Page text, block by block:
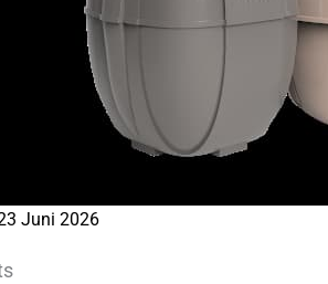
Juni 2026